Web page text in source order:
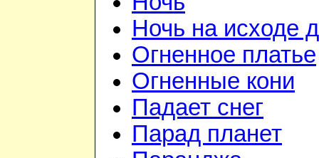
Ночь на исходе
Огненное платье
Огненные кони
Падает снег
Парад планет